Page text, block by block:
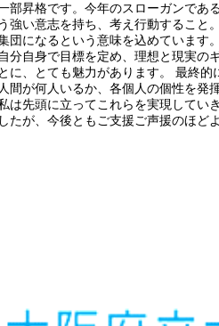
部昇格です。今年のスローガンであ
強い意志を持ち、考え行動すること
団になるという意味を込めています
分自身で目標を定め、理想と現実の
に、とても魅力があります。 最終
間が何人いるか、各個人の個性を発
は先頭に立ってこれらを実現していき
たが、今後ともご支援ご声援のほど